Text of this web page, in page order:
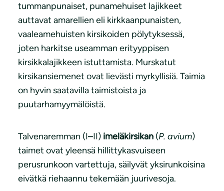
tummanpunaiset, punamehuiset lajikkeet
auttavat amarellien eli kirkkaanpunaisten,
vaaleamehuisten kirsikoiden pölytyksessä,
joten harkitse useamman erityyppisen
kirsikkalajikkeen istuttamista. Murskatut
kirsikansiemenet ovat lievästi myrkyllisiä. Taimia
on hyvin saatavilla taimistoista ja
puutarhamyymälöistä.
Talvenaremman (I–II) imeläkirsikan (P. avium)
taimet ovat yleensä hillittykasvuiseen
perusrunkoon vartettuja, säilyvät yksirunkoisina
eivätkä riehaannu tekemään juurivesoja.